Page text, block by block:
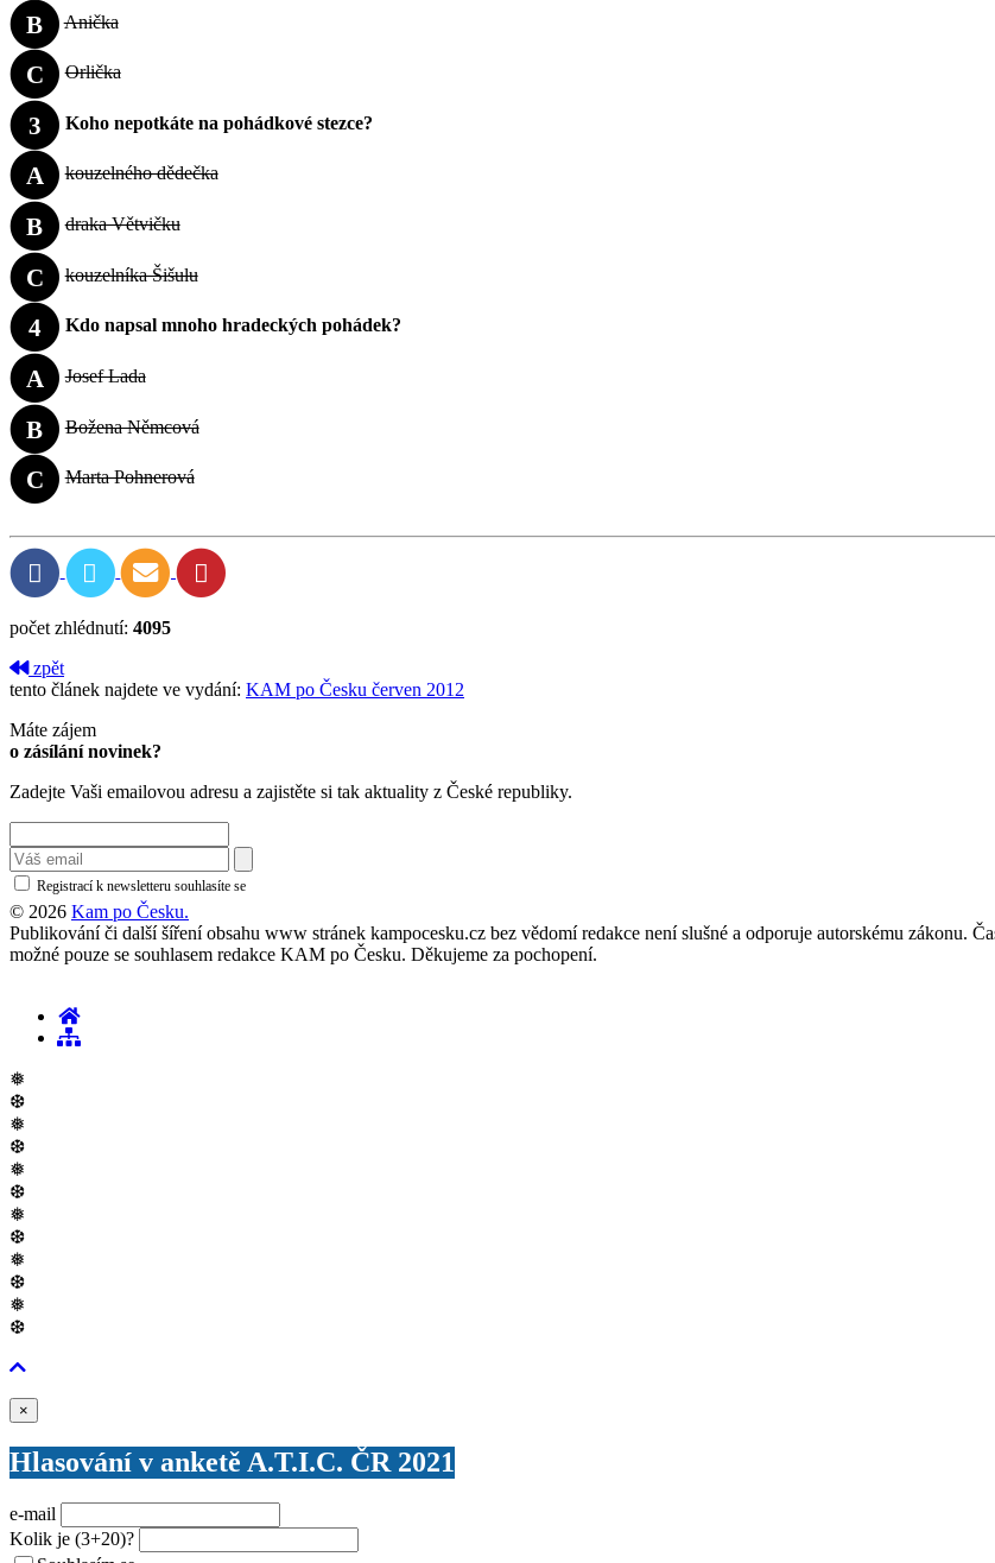
B Anička
C Orlička
3 Koho nepotkáte na pohádkové stezce?
A kouzelného dědečka
B draka Větvičku
C kouzelníka Šišulu
4 Kdo napsal mnoho hradeckých pohádek?
A Josef Lada
B Božena Němcová
C Marta Pohnerová
počet zhlédnutí: 4095
zpět
tento článek najdete ve vydání: KAM po Česku červen 2012
Máte zájem
o zásílání novinek?
Zadejte Vaši emailovou adresu a zajistěte si tak aktuality z České republiky.
Registrací k newsletteru souhlasíte se
© 2026 Kam po Česku.
Publikování či další šíření obsahu www stránek kampocesku.cz bez vědomí redakce není slušné a odporuje autorskému zákonu.
možné pouze se souhlasem redakce KAM po Česku. Děkujeme za pochopení.
❅
❆
❅
❆
❅
❆
❅
❆
❅
❆
❅
❆
×
Hlasování v anketě A.T.I.C. ČR 2021
e-mail
Kolik je (3+20)?